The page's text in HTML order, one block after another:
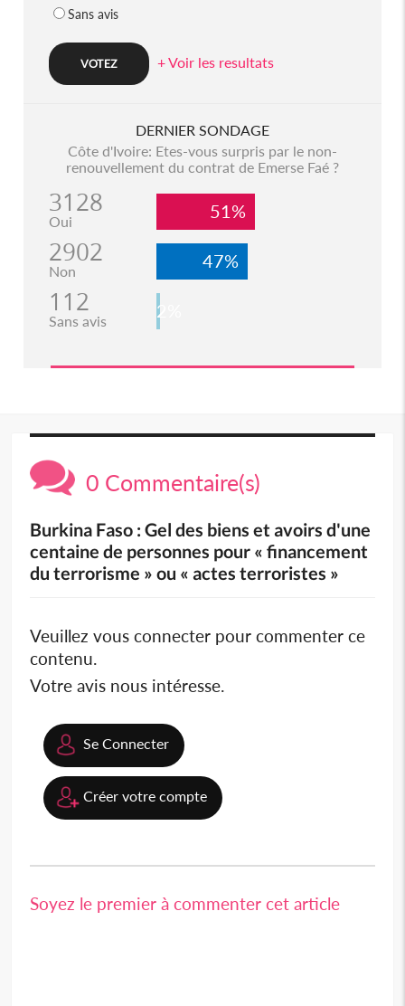
Sans avis
+ Voir les resultats
DERNIER SONDAGE
Côte d'Ivoire: Etes-vous surpris par le non-
renouvellement du contrat de Emerse Faé ?
3128
Oui 51%
2902
Non 47%
112
Sans avis 2%
0 Commentaire(s)
Burkina Faso : Gel des biens et avoirs d'une
centaine de personnes pour « financement
du terrorisme » ou « actes terroristes »
Veuillez vous connecter pour commenter ce
contenu.
Votre avis nous intéresse.
Se Connecter
Créer votre compte
Soyez le premier à commenter cet article